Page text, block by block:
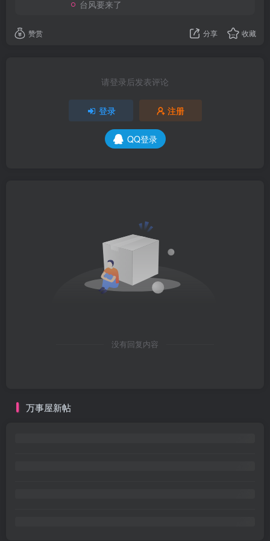
台风要来了
赞赏 分享 收藏
请登录后发表评论
登录 注册
QQ登录
没有回复内容
万事屋新帖